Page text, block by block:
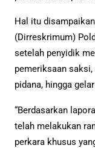
Hal itu
(Dirreskrimum)
setelah penyidik
pemeriksaan
pidana, hingga
“Berdasarkan
telah melakukan
perkara khusus